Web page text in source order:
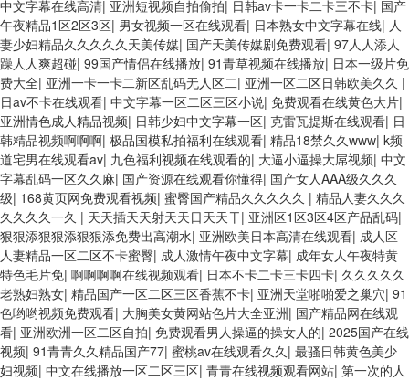
中文字幕在线高清| 亚洲短视频自拍偷拍| 日韩av卡一卡二卡三不卡| 国产
午夜精品1区2区3区| 男女视频一区在线观看| 日本熟女中文字幕在线| 人
妻少妇精品久久久久久天美传媒| 国产天美传媒剧免费观看| 97人人添人
躁人人爽超碰| 99国产情侣在线播放| 91青草视频在线播放| 日本一级片免
费大全| 亚洲一卡一卡二新区乱码无人区二| 亚洲一区二区日韩欧美久久 |
日av不卡在线观看| 中文字幕一区二区三区小说| 免费观看在线黄色大片|
亚洲情色成人精品视频| 日韩少妇中文字幕一区| 克雷瓦提斯在线观看| 日
韩精品视频啊啊啊| 极品国模私拍福利在线观看| 精品18禁久久www| k频
道宅男在线观看av| 九色福利视频在线观看的| 大逼小逼操大屌视频| 中文
字幕乱码一区久久麻| 国产资源在线观看你懂得| 国产女人AAA级久久久
级| 168黄页网免费观看视频| 蜜臀国产精品久久久久久 | 精品人妻久久久
久久久久一久 | 天天插天天射天天日天天干| 亚洲区1区3区4区产品乱码|
狠狠添狠狠添狠狠添免费出高潮水| 亚洲欧美日本高清在线观看| 成人区
人妻精品一区二区不卡蜜臀| 成人激情午夜中文字幕| 成年女人午夜特黄
特色毛片免| 啊啊啊啊在线视频观看| 日本不卡二卡三卡四卡| 久久久久久
老熟妇熟女| 精品国产一区二区三区香蕉不卡| 亚洲天堂啪啪爱之巢穴| 91
色哟哟视频免费观看| 大胸美女黄网站色片大全亚洲| 国产精品网在线观
看| 亚洲欧洲一区二区自拍| 免费观看男人操逼的操女人的| 2025国产在线
视频| 91青青久久精品国产77| 蜜桃av在线观看久久| 最骚日韩黄色美少
妇视频| 中文在线播放一区二区三区| 青青在线视频观看网站| 第一次的人